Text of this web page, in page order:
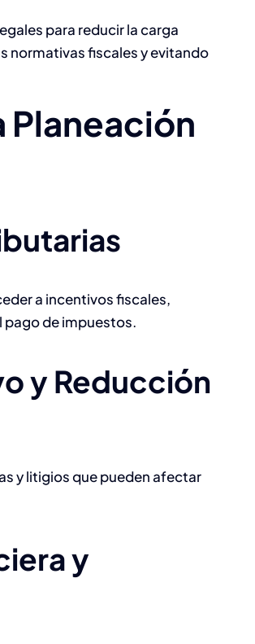
para reducir la carga
normativas fiscales y evitando
Planeación
a incentivos fiscales,
pago de impuestos.
y Reducción
y litigios que pueden afectar
y
El impacto de la
Información en las